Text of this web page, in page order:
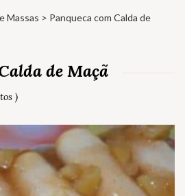
Massas > Panqueca com Calda de
de Maçã
)